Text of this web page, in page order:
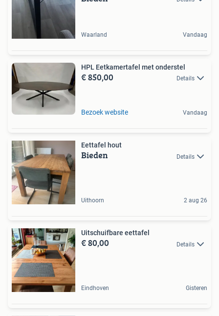
Waarland Vandaag
HPL Eetkamertafel met onderstel
€ 850,00 Details
Bezoek website Vandaag
Eettafel hout
Bieden Details
Uithoorn 2 aug 26
Uitschuifbare eettafel
€ 80,00 Details
Eindhoven Gisteren